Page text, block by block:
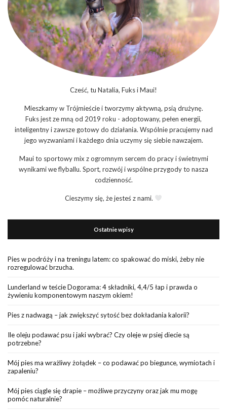
Cześć, tu Natalia, Fuks i Maui!
Mieszkamy w Trójmieście i tworzymy aktywną, psią drużynę.
Fuks jest ze mną od 2019 roku - adoptowany, pełen energii,
inteligentny i zawsze gotowy do działania. Wspólnie pracujemy nad
jego wyzwaniami i każdego dnia uczymy się siebie nawzajem.
Maui to sportowy mix z ogromnym sercem do pracy i świetnymi
wynikami we flyballu. Sport, rozwój i wspólne przygody to nasza
codzienność.
Cieszymy się, że jesteś z nami.
Ostatnie wpisy
Pies w podróży i na treningu latem: co spakować do miski, żeby nie
rozregulować brzucha.
Lunderland w teście Dogorama: 4 składniki, 4,4/5 łap i prawda o
żywieniu komponentowym naszym okiem!
Pies z nadwagą – jak zwiększyć sytość bez dokładania kalorii?
Ile oleju podawać psu i jaki wybrać? Czy oleje w psiej diecie są
potrzebne?
Mój pies ma wrażliwy żołądek – co podawać po biegunce, wymiotach i
zapaleniu?
Mój pies ciągle się drapie – możliwe przyczyny oraz jak mu mogę
pomóc naturalnie?